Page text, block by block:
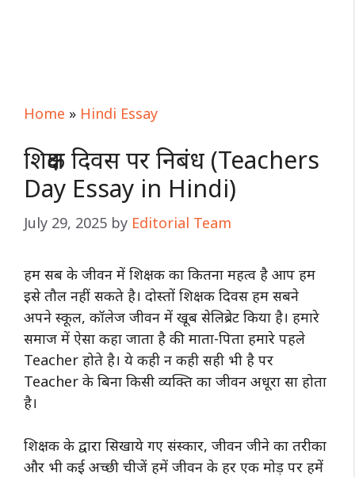
Home » Hindi Essay
शिक्षक दिवस पर निबंध (Teachers
Day Essay in Hindi)
July 29, 2025 by Editorial Team
हम सब के जीवन में शिक्षक का कितना महत्व है आप हम
इसे तौल नहीं सकते है। दोस्तों शिक्षक दिवस हम सबने
अपने स्कूल, कॉलेज जीवन में खूब सेलिब्रेट किया है। हमारे
समाज में ऐसा कहा जाता है की माता-पिता हमारे पहले
Teacher होते है। ये कही न कही सही भी है पर
Teacher के बिना किसी व्यक्ति का जीवन अधूरा सा होता
है।
शिक्षक के द्वारा सिखाये गए संस्कार, जीवन जीने का तरीका
और भी कई अच्छी चीजें हमें जीवन के हर एक मोड़ पर हमें